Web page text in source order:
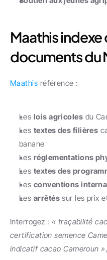
Maathis indexe
documents du
Maathis référence :
Les lois agricoles du
Les textes des filières
banane
Les réglementations
Les textes des
Les conventions
Les arrêtés sur les prix
Interrogez : « traçabilité
certification semence
indicatif cacao Cameroun »